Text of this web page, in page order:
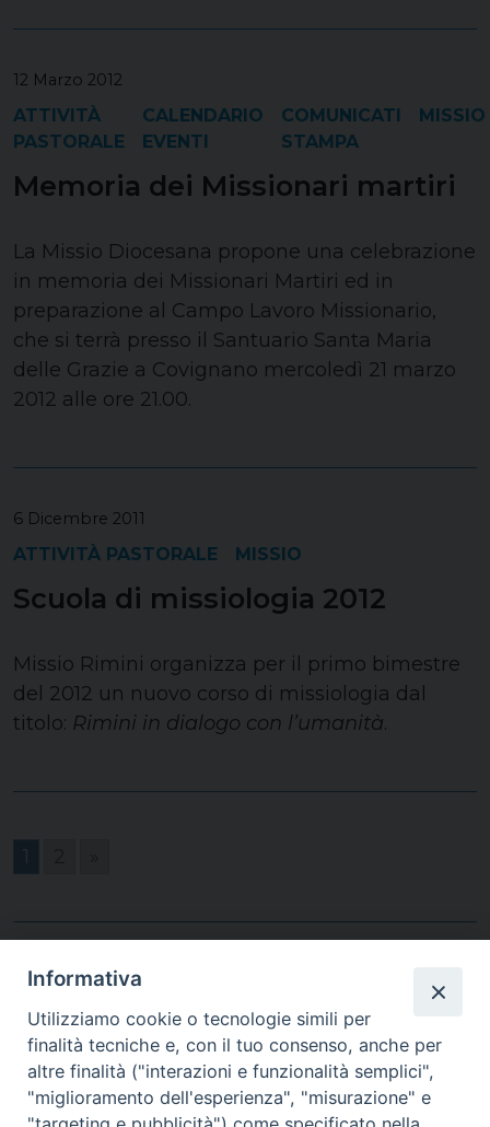
12 Marzo 2012
ATTIVITÀ
PASTORALE
CALENDARIO
EVENTI
COMUNICATI
STAMPA
MISSIO
Memoria dei Missionari martiri
La Missio Diocesana propone una celebrazione
in memoria dei Missionari Martiri ed in
preparazione al Campo Lavoro Missionario,
che si terrà presso il Santuario Santa Maria
delle Grazie a Covignano mercoledì 21 marzo
2012 alle ore 21.00.
6 Dicembre 2011
ATTIVITÀ PASTORALE MISSIO
Scuola di missiologia 2012
Missio Rimini organizza per il primo bimestre
del 2012 un nuovo corso di missiologia dal
titolo: Rimini in dialogo con l’umanità.
1
Homepage
Informativa
Utilizziamo cookie o tecnologie simili per
finalità tecniche e, con il tuo consenso, anche per
altre finalità ("interazioni e funzionalità semplici",
"miglioramento dell'esperienza", "misurazione" e